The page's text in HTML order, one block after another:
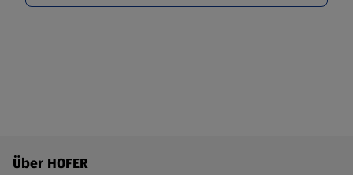
Fußzeilenmenü - weitere Links
Über HOFER